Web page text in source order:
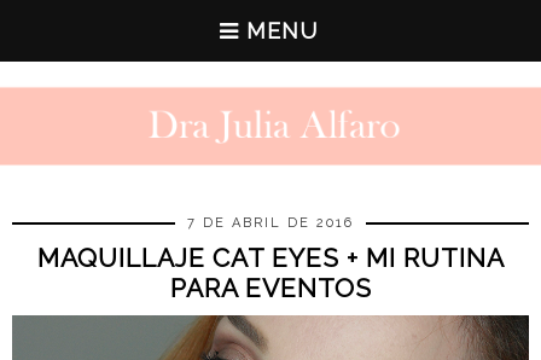
MENU
7 DE ABRIL DE 2016
MAQUILLAJE CAT EYES + MI RUTINA
PARA EVENTOS